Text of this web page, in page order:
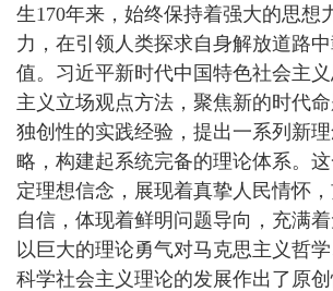
生170年来，始终保持着强大的思想
力，在引领人类探求自身解放道路
值。习近平新时代中国特色社会主
主义立场观点方法，聚焦新的时代
独创性的实践经验，提出一系列新
略，构建起系统完备的理论体系。
定理想信念，展现着真挚人民情怀
自信，体现着鲜明问题导向，充满着
以巨大的理论勇气对马克思主义哲学
科学社会主义理论的发展作出了原创